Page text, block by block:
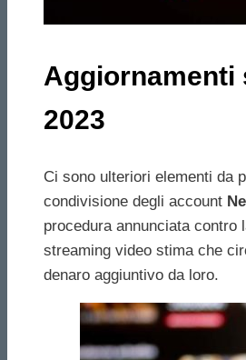
Aggiornamenti
2023
Ci sono ulteriori elementi da
condivisione degli account
procedura annunciata
streaming video stima che
denaro aggiuntivo da loro.